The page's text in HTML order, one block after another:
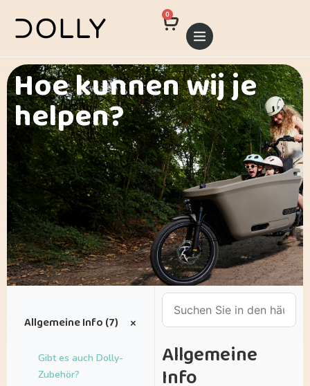
0
Hoe kunnen wij je
helpen?
Allgemeine Info (7) +
Gibt es auch Dolly-
Zubehör?
Allgemeine
Info